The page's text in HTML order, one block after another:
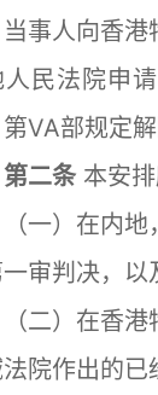
人向香港特
人民法院申
VA部规定
第二条 本安
）在内地，
审判决，以
）在香港特
法院作出的